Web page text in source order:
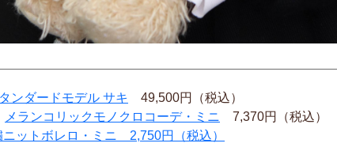
ンダードモデル サキ
49,500円（税込）
メランコリックモノクロコーデ・ミニ 7,370円（税込）
ニットボレロ・ミニ 2,750円（税込）